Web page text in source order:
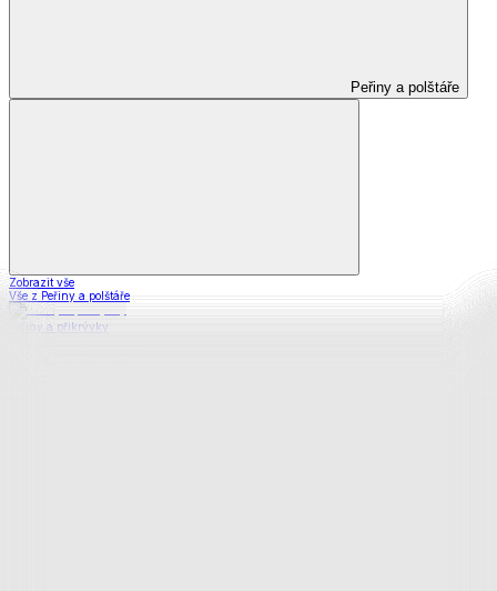
Peřiny a polštáře
Zobrazit vše
Vše z Peřiny a polštáře
Peřiny a přikrývky